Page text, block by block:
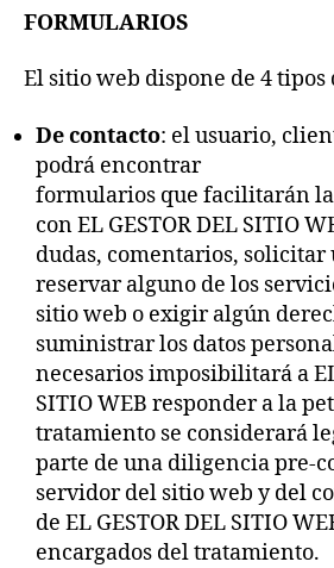
FORMULARIOS
El sitio web dispone de 4
De contacto: el usuario,
podrá encontrar
formularios que facilitarán
con EL GESTOR DEL SITIO
dudas, comentarios, solicitar
reservar alguno de los
sitio web o exigir algún
suministrar los datos
necesarios imposibilitará a
SITIO WEB responder a la
tratamiento se considerará
parte de una diligencia pre-
servidor del sitio web y del
de EL GESTOR DEL SITIO
encargados del tratamiento.